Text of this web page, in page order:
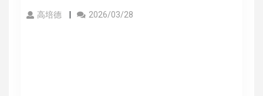
高培德 2026/03/28